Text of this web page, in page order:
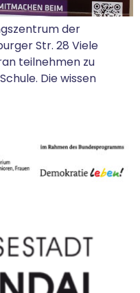
der
Str. 28 Viele
teilnehmen zu
Die wissen